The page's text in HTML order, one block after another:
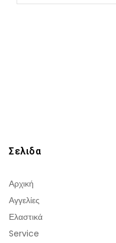
Σελιδα
Αρχική
Αγγελίες
Ελαστικά
Service